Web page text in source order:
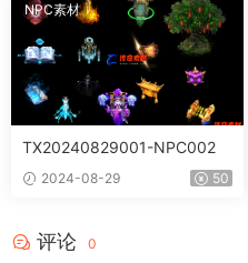
NPC素材
TX20240829001-NPC002
2024-08-29 50
评论 0